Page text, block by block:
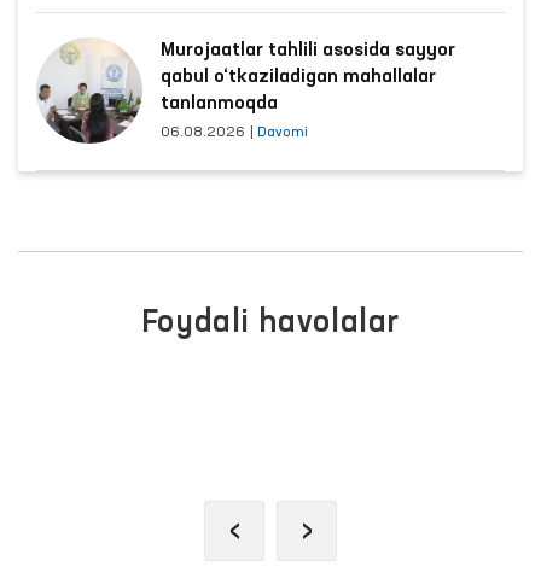
Murojaatlar tahlili asosida sayyor
qabul o‘tkaziladigan mahallalar
tanlanmoqda
06.08.2026 Davomi
Foydali havolalar
‹ ›